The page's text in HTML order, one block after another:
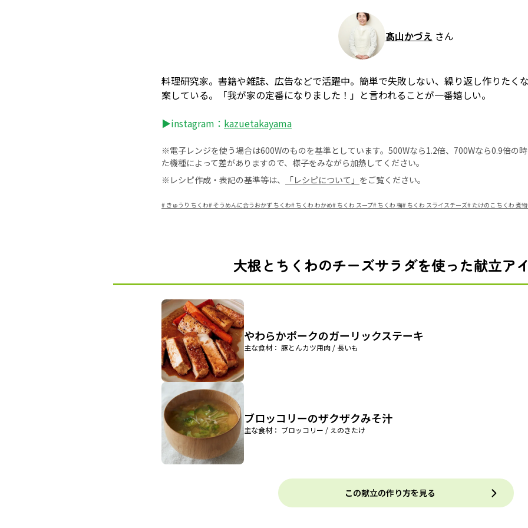
髙山かづえ さん
料理研究家。書籍や雑誌、広告などで活躍中。簡単で失敗しない、繰り返し作りたく
案している。「我が家の定番になりました！」と言われることが一番嬉しい。
▶instagram： kazuetakayama
※電子レンジを使う場合は600Wのものを基準としています。500Wなら1.2倍、700Wなら0.9倍の
た機種によって差がありますので、様子をみながら加熱してください。
※レシピ作成・表記の基準等は、
「レシピについて」 をご覧ください。
# きゅうり ちくわ#そうめんに合うおかず ちくわ# ちくわ わかめ# ちくわ スープ# ちくわ 梅# ちくわ スライスチーズ# たけのこ ちくわ 煮物
大根とちくわのチーズサラダを使った献立ア
やわらかポークのガーリックステーキ
主な食材： 豚とんカツ用肉 / 長いも
ブロッコリーのザクザクみそ汁
主な食材： ブロッコリー / えのきたけ
この献立の作り方を見る